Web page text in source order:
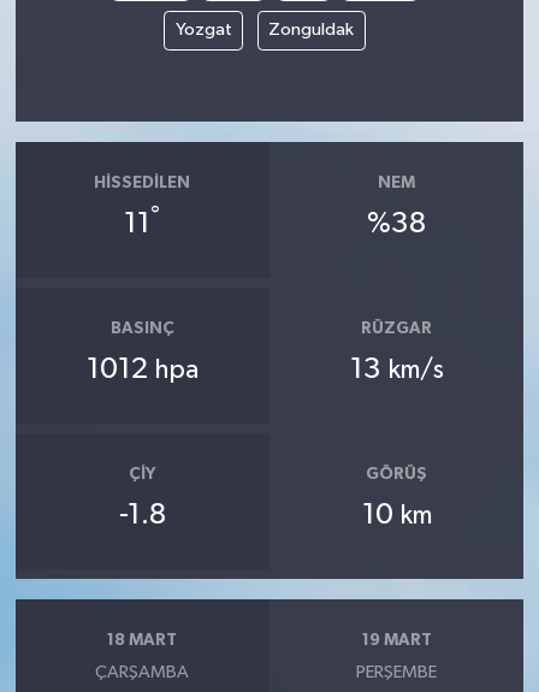
Yozgat Zonguldak
HISSEDILEN
11 °
NEM
%38
BASINÇ
1012 hpa
RÜZGAR
13 km/s
ÇIY
-1.8
GÖRÜŞ
10 km
18 MART
ÇARŞAMBA
19 MART
PERŞEMBE